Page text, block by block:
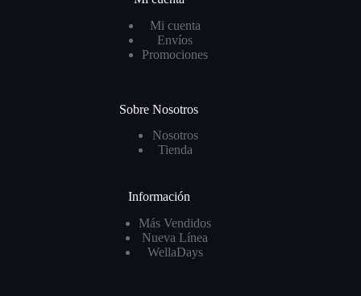
Mi cuenta
Envíos
Promociones
Sobre Nosotros
Nosotros
Tienda
Información
Más Vendidos
Nueva Línea
WellaDays